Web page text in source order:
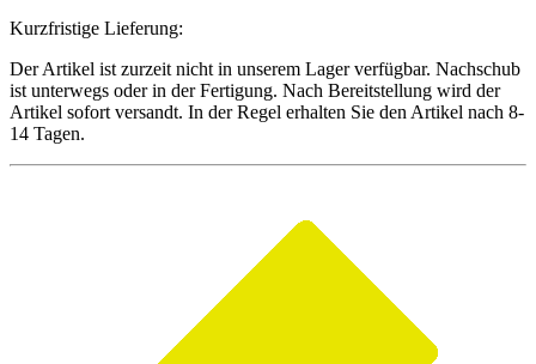
Kurzfristige Lieferung:
Der Artikel ist zurzeit nicht in unserem Lager verfügbar. Nachschub
ist unterwegs oder in der Fertigung. Nach Bereitstellung wird der
Artikel sofort versandt. In der Regel erhalten Sie den Artikel nach 8-
14 Tagen.